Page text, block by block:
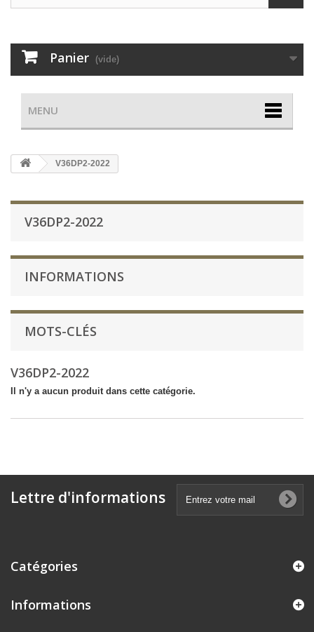
Panier (vide)
MENU
V36DP2-2022
V36DP2-2022
INFORMATIONS
MOTS-CLÉS
V36DP2-2022
Il n'y a aucun produit dans cette catégorie.
Lettre d'informations
Catégories
Informations